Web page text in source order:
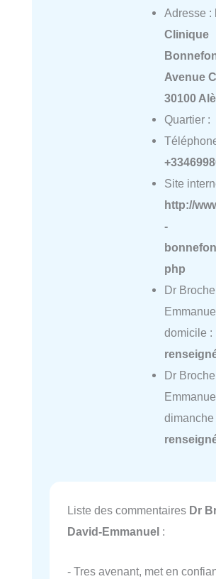
Adresse :
Clinique
Avenue
30100
Quartier :
Site
http://
-
php
Dr
domicile :
Dr
dimanche
Liste des commentaires Dr
David-Emmanuel :
- Tres avenant, met en